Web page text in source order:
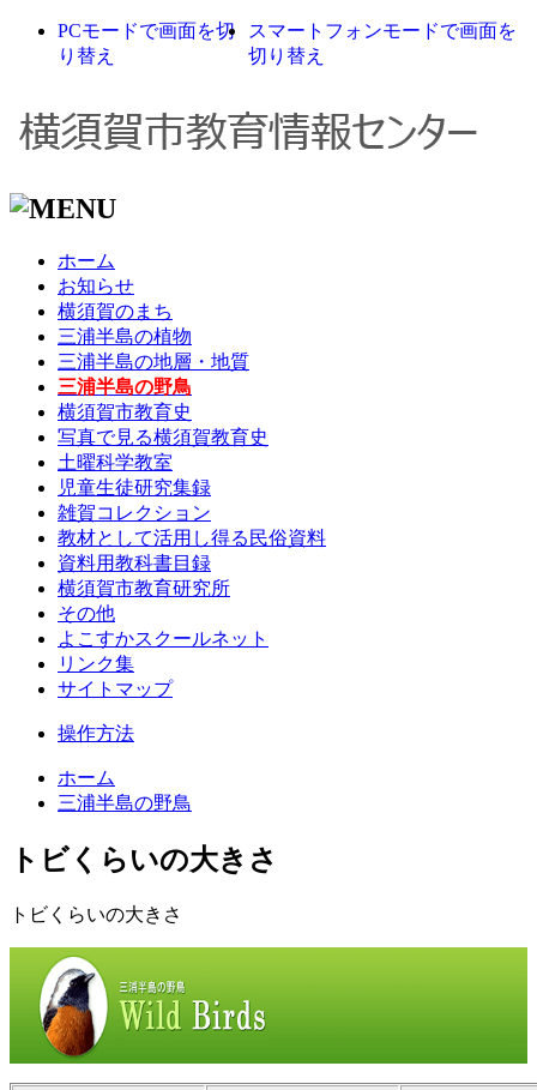
PCモードで画面を切
り替え
スマートフォンモードで画面を
切り替え
ホーム
お知らせ
横須賀のまち
三浦半島の植物
三浦半島の地層・地質
三浦半島の野鳥
横須賀市教育史
写真で見る横須賀教育史
土曜科学教室
児童生徒研究集録
雑賀コレクション
教材として活用し得る民俗資料
資料用教科書目録
横須賀市教育研究所
その他
よこすかスクールネット
リンク集
サイトマップ
操作方法
ホーム
三浦半島の野鳥
トビくらいの大きさ
トビくらいの大きさ